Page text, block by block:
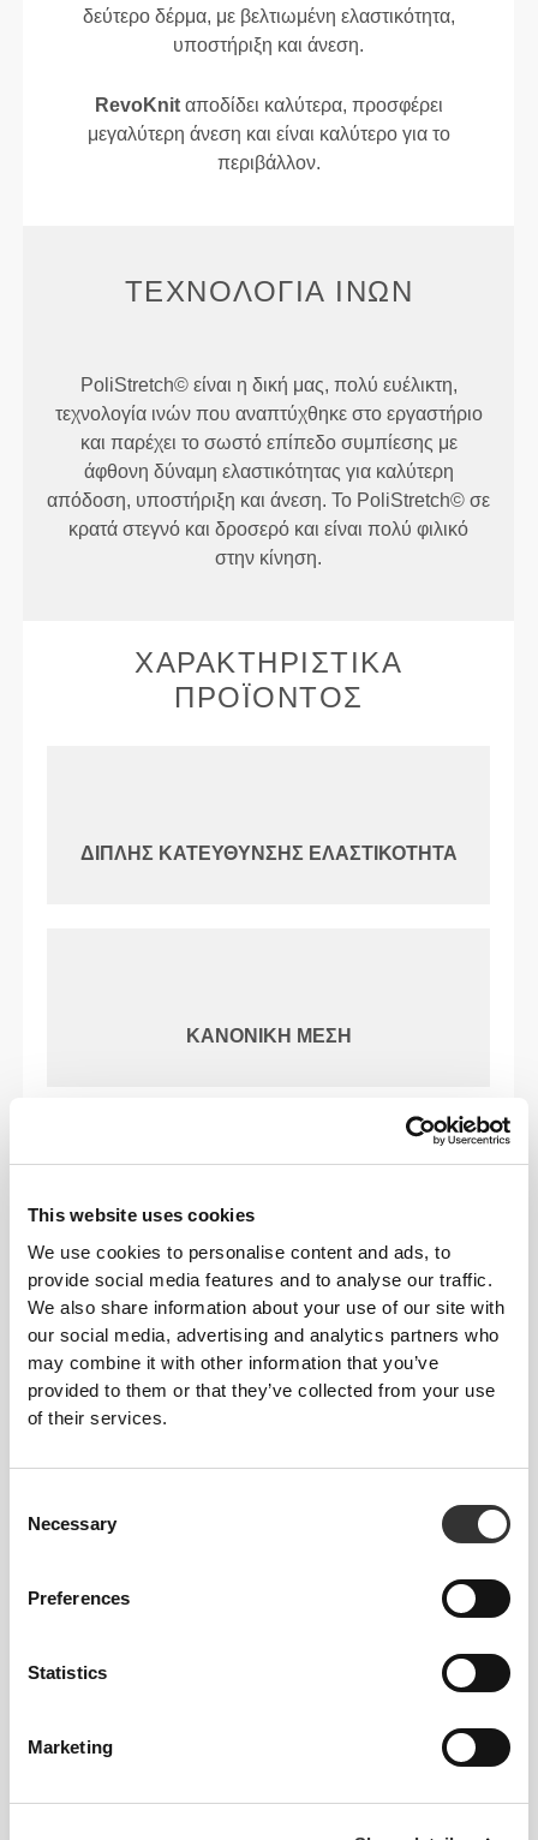
This website uses cookies
We use cookies to personalise content and ads, to
provide social media features and to analyse our traffic.
We also share information about your use of our site with
our social media, advertising and analytics partners who
may combine it with other information that you’ve
provided to them or that they’ve collected from your use
of their services.
Selection
Necessary
Preferences
Statistics
Marketing
δεύτερο δέρμα, με βελτιωμένη ελαστικότητα,
υποστήριξη και άνεση.
RevoKnitαποδίδει καλύτερα, προσφέρει
μεγαλύτερη άνεση και είναι καλύτερο για το
περιβάλλον.
ΤΕΧΝΟΛΟΓΊΑ ΙΝΏΝ
PoliStretch© είναι η δική μας, πολύ ευέλικτη,
τεχνολογία ινών που αναπτύχθηκε στο εργαστήριο
και παρέχει το σωστό επίπεδο συμπίεσης με
άφθονη δύναμη ελαστικότητας για καλύτερη
απόδοση, υποστήριξη και άνεση. Το PoliStretch© σε
κρατά στεγνό και δροσερό και είναι πολύ φιλικό
στην κίνηση.
ΧΑΡΑΚΤΗΡΙΣΤΙΚΆ
ΠΡΟΪΌΝΤΟΣ
ΔΙΠΛΉΣ ΚΑΤΕΎΘΥΝΣΗΣ ΕΛΑΣΤΙΚΌΤΗΤΑ
ΚΑΝΟΝΙΚΉ ΜΈΣΗ
Η ΕΤΙΚΈΤΑ ΜΑΣ ΕΊΝΑΙ Η
Χωρίς ραμμένη ετικέτα
Τα ρούχα μας είναι συνώνυμο της άνεσης. Έχουμε
υιοθετήσει μια προσέγγιση που αφήνει ένα
σημαντικό αποτύπωμα στα ενδύματά μας: χωρίς
ραφές! Χωρίς ραμμένη ετικέτα, η ένδυση γίνεται πιο
ΣΥΜΒΟΥΛΈΣ ΓΙΑ ΤΑ ΜΕΓΈΘΗ
Στενό
Νιώσε το σώμα σου με κάθε κίνηση που